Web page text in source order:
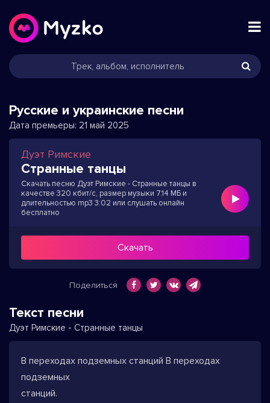
Русские и украинские песни
Дата премьеры: 21 май 2025
Дуэт Римские
Странные танцы
Скачать песню Дуэт Римские - Странные танцы в
качестве 320 кбит/с, размер музыки 7.14 МБ и
длительностью mp3 3:02 или слушать онлайн
бесплатно
Скачать
Поделиться
Текст песни
Дуэт Римские - Странные танцы
В переходах подземных станций В переходах
подземных
станций.